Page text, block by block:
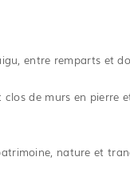
entre remparts et
de murs en pierre
nature et